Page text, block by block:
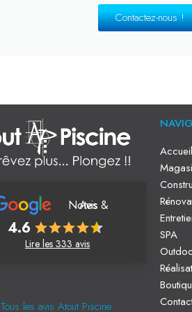
Contactez-nous !
Notes & Avis
4.6
Lire les 333 avis
Tous les avis Atout Piscine
Accueil
SPA